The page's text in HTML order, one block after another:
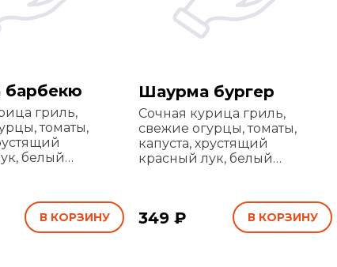
гриль,
томаты,
белый
В КОРЗИНУ
Шаурма бургер
Сочная курица гриль,
свежие огурцы, томаты,
капуста, хрустящий
красный лук, белый
349 ₽ В КОРЗИНУ